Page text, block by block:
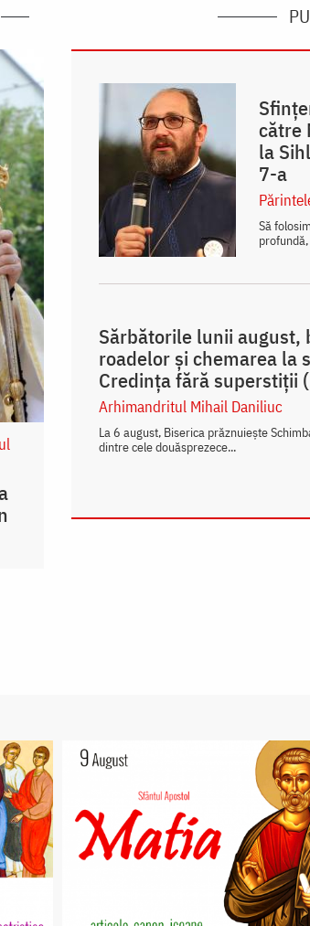
către
la
7-a
Să
Sărbătorile lunii august,
roadelor și chemarea la
Credința fără superstiții
Arhimandritul Mihail Daniliuc
La 6 august, Biserica prăznuiește
dintre cele douăsprezece...